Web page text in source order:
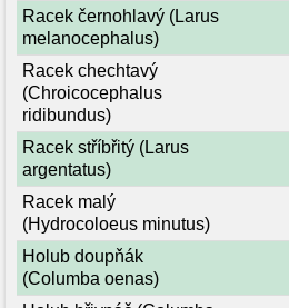
Racek černohlavý (Larus
melanocephalus)
Racek chechtavý
(Chroicocephalus
ridibundus)
Racek stříbřitý (Larus
argentatus)
Racek malý
(Hydrocoloeus minutus)
Holub doupňák
(Columba oenas)